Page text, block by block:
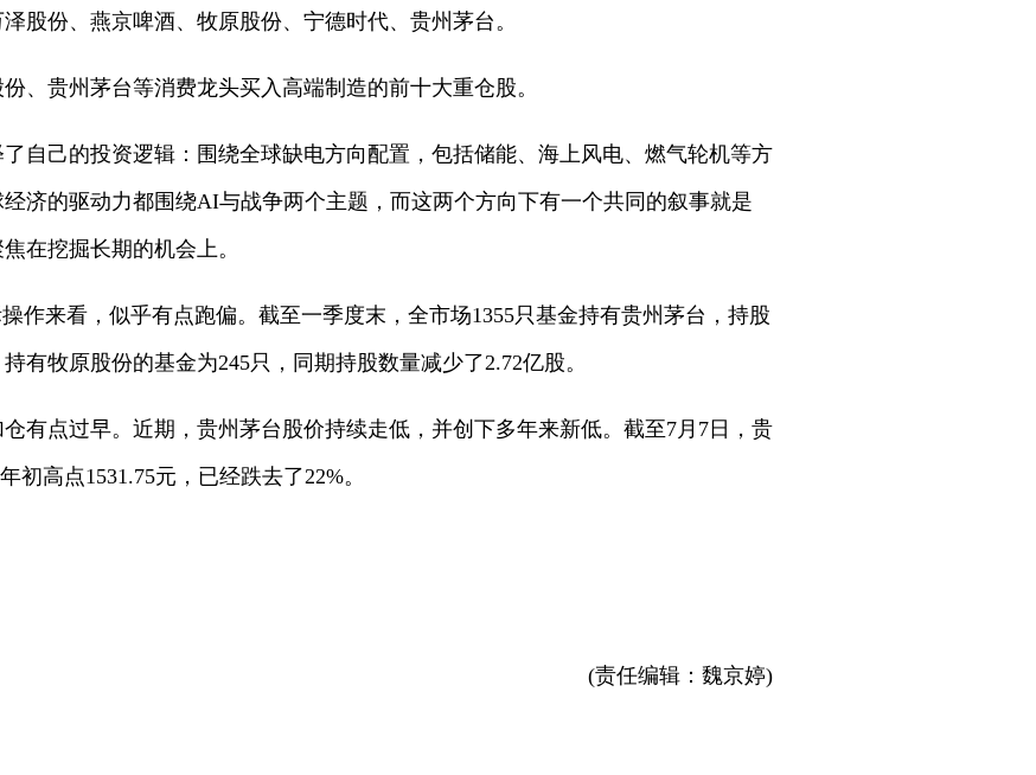
股份、燕京啤酒、牧原股份、宁德时代、贵州茅台。
、贵州茅台等消费龙头买入高端制造的前十大重仓股。
自己的投资逻辑：围绕全球缺电方向配置，包括储能、海上风电、燃气轮机等方
济的驱动力都围绕AI与战争两个主题，而这两个方向下有一个共同的叙事就是
在挖掘长期的机会上。
作来看，似乎有点跑偏。截至一季度末，全市场1355只基金持有贵州茅台，持股
有牧原股份的基金为245只，同期持股数量减少了2.72亿股。
有点过早。近期，贵州茅台股价持续走低，并创下多年来新低。截至7月7日，贵
初高点1531.75元，已经跌去了22%。
(责任编辑：魏京婷)